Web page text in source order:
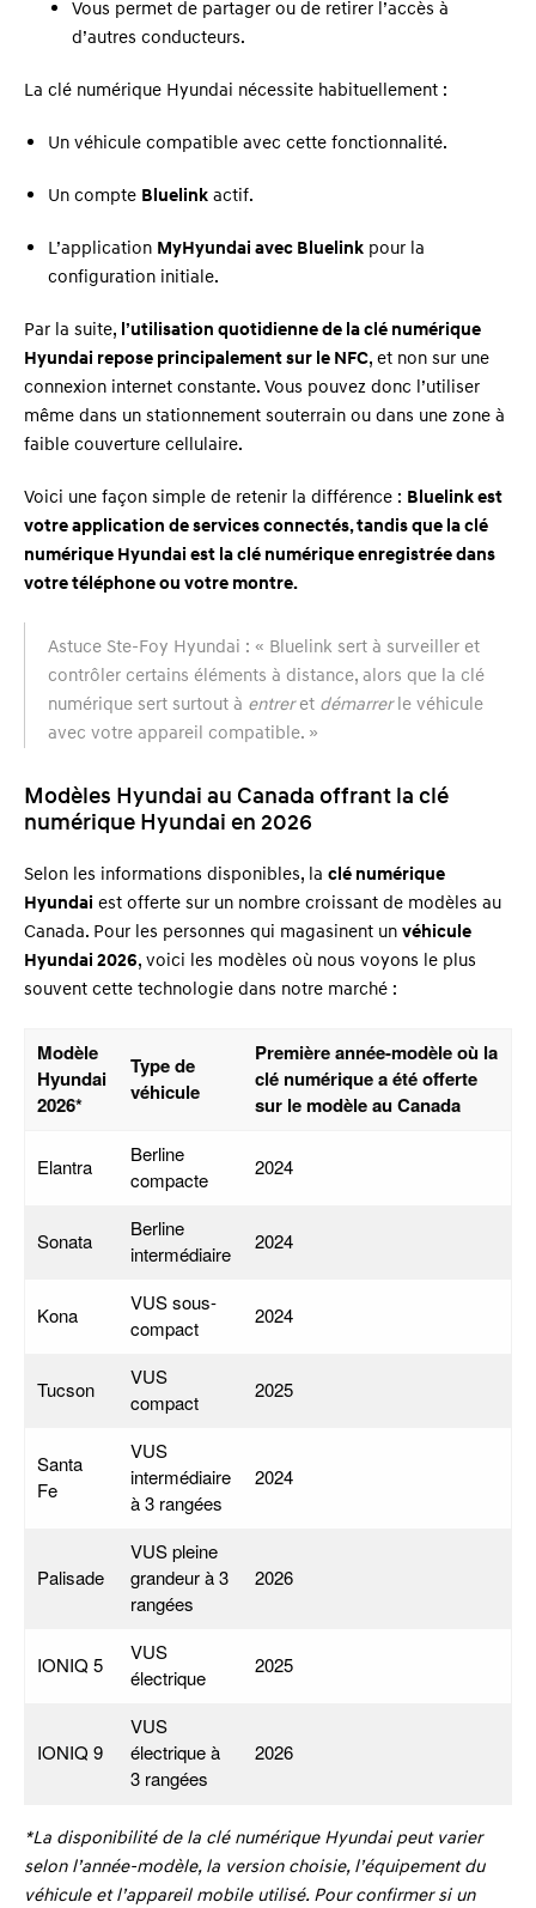
Vous permet de partager ou de retirer l’accès à
d’autres conducteurs.
La clé numérique Hyundai nécessite habituellement :
Un véhicule compatible avec cette fonctionnalité.
Un compte Bluelink actif.
L’application MyHyundai avec Bluelink pour la
configuration initiale.
Par la suite, l’utilisation quotidienne de la clé numérique
Hyundai repose principalement sur le NFC, et non sur une
connexion internet constante. Vous pouvez donc l’utiliser
même dans un stationnement souterrain ou dans une zone à
faible couverture cellulaire.
Voici une façon simple de retenir la différence : Bluelink est
votre application de services connectés, tandis que la clé
numérique Hyundai est la clé numérique enregistrée dans
votre téléphone ou votre montre.
Astuce Ste-Foy Hyundai : « Bluelink sert à surveiller et
contrôler certains éléments à distance, alors que la clé
numérique sert surtout à entreret démarrerle véhicule
avec votre appareil compatible. »
Modèles Hyundai au Canada offrant la clé
numérique Hyundai en 2026
Selon les informations disponibles, la clé numérique
Hyundai est offerte sur un nombre croissant de modèles au
Canada. Pour les personnes qui magasinent un véhicule
Hyundai 2026, voici les modèles où nous voyons le plus
souvent cette technologie dans notre marché :
Modèle
Hyundai
2026*
Type de
véhicule
Première année-modèle où la
clé numérique a été offerte
sur le modèle au Canada
Elantra
Berline
compacte
2024
Sonata
Berline
intermédiaire
2024
Kona
VUS sous-
compact
2024
Tucson
VUS
compact
2025
Santa
Fe
VUS
intermédiaire
à 3 rangées
2024
Palisade
VUS pleine
grandeur à 3
rangées
2026
IONIQ 5
VUS
électrique
2025
IONIQ 9
VUS
électrique à
3 rangées
2026
*La disponibilité de la clé numérique Hyundai peut varier
selon l’année-modèle, la version choisie, l’équipement du
véhicule et l’appareil mobile utilisé. Pour confirmer si un